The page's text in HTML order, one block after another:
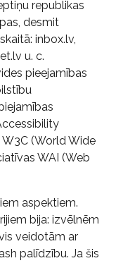
republikas
desmit
inbox.lv,
u. c.
pieejamības
W3C (World Wide
WAI (Web
aspektiem.
bija: izvēlnēm
veidotām ar
palīdzību. Ja šis